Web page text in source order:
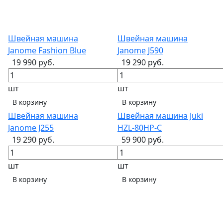
Швейная машина
Janome Fashion Blue
19 990 руб.
шт
В корзину
Швейная машина
Janome J590
19 290 руб.
шт
В корзину
Швейная машина
Janome J255
19 290 руб.
шт
В корзину
Швейная машина Juki
HZL-80HP-С
59 900 руб.
шт
В корзину